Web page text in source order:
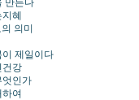
든다
혜
의미
제일이다
강
인가
여